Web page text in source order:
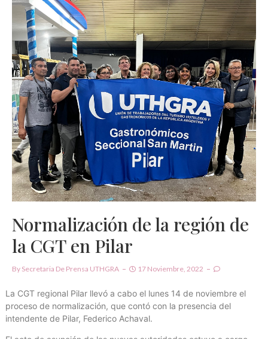
Normalización de la región de
la CGT en Pilar
By Secretaria De Prensa UTHGRA 17 Noviembre, 2022
La CGT regional Pilar llevó a cabo el lunes 14 de noviembre el
proceso de normalización, que contó con la presencia del
intendente de Pilar, Federico Achaval.